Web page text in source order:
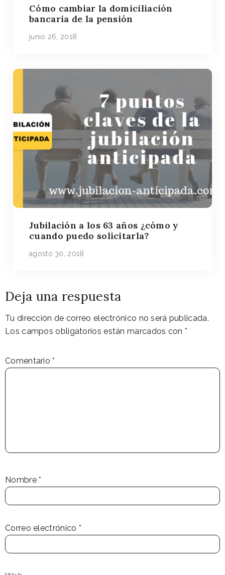
Cómo cambiar la domiciliación
bancaria de la pensión
junio 26, 2018
Jubilación a los 63 años ¿cómo y
cuando puedo solicitarla?
agosto 30, 2018
Deja una respuesta
Tu dirección de correo electrónico no será publicada.
Los campos obligatorios están marcados con *
Comentario*
Nombre*
Correo electrónico *